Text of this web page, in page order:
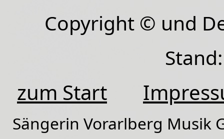
Copyright © und
zum Start
Sängerin Vorarlberg Musik